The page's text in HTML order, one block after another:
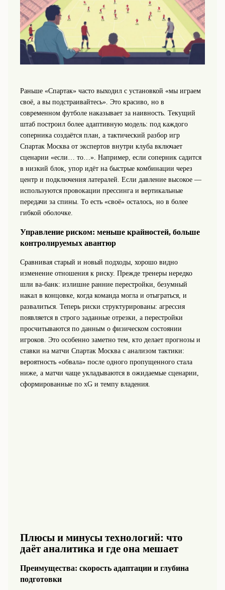
Раньше «Спартак» часто выходил с установкой «мы играем
своё, а вы подстраивайтесь». Это красиво, но в
современном футболе наказывает за наивность. Текущий
штаб построил более адаптивную модель: под каждого
соперника создаётся план, а тактический разбор игр
Спартак Москва от экспертов внутри клуба включает
сценарии «если… то…». Например, если соперник садится
в низкий блок, упор идёт на быстрые комбинации через
центр и подключения латералей. Если давление высокое —
используются провокации прессинга и вертикальные
передачи за спины. То есть «своё» осталось, но в более
гибкой оболочке.
Управление риском: меньше крайностей, больше
контролируемых авантюр
Сравнивая старый и новый подходы, хорошо видно
изменение отношения к риску. Прежде тренеры нередко
шли ва-банк: излишне ранние перестройки, безумный
накал в концовке, когда команда могла и отыграться, и
развалиться. Теперь риски структурированы: агрессия
появляется в строго заданные отрезки, а перестройки
просчитываются по данным о физическом состоянии
игроков. Это особенно заметно тем, кто делает прогнозы и
ставки на матчи Спартак Москва с анализом тактики:
вероятность «обвала» после одного пропущенного стала
ниже, а матчи чаще укладываются в ожидаемые сценарии,
сформированные по xG и темпу владения.
Плюсы и минусы технологий: что
даёт аналитика и где она мешает
Преимущества: скорость адаптации и глубина
подготовки